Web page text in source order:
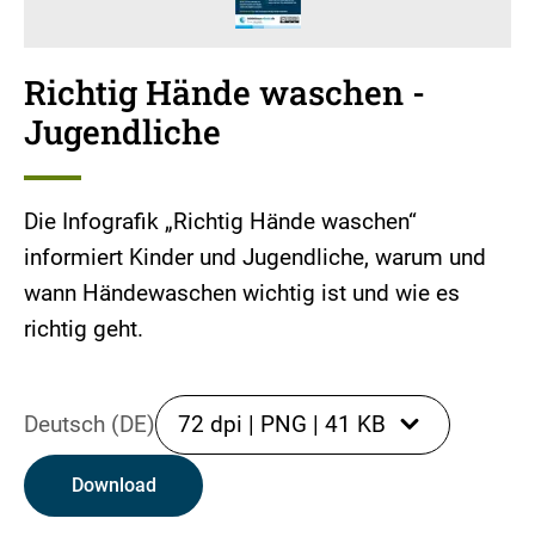
Richtig Hände waschen -
Jugendliche
Die Infografik „Richtig Hände waschen“
informiert Kinder und Jugendliche, warum und
wann Händewaschen wichtig ist und wie es
richtig geht.
Deutsch (DE) 72 dpi | PNG | 41 KB
Download